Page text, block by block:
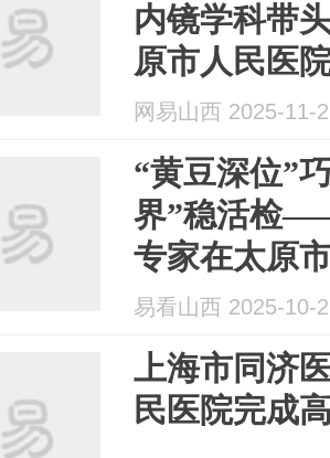
内镜学科带
原市人民医
网易山西 2025-11-
“黄豆深位”
界”稳活检
专家在太原
度甲状腺穿
易看山西 2025-10-
上海市同济
民医院完成